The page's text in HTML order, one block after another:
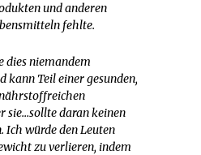
und anderen
fehlte.
dies niemandem
kann Teil einer gesunden,
sie…sollte daran keinen
Ich würde den Leuten
zu verlieren, indem